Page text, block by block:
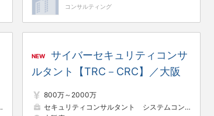
コンサルティング
パッケージ導入コンサルタント
NEW
サイバーセキュリティコンサ
ルタント【TRC－CRC】／大阪
800万～2000万
セキュリティコンサルタント
システムコンサルタント